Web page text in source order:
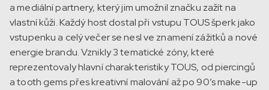
a mediální partnery, který jim umožnil značku zažít na
vlastní kůži. Každý host dostal při vstupu TOUS šperk jako
vstupenku a celý večer se nesl ve znamení zážitků a nové
energie brandu. Vznikly 3 tematické zóny, které
reprezentovaly hlavní charakteristiky TOUS, od piercingů
a tooth gems přes kreativní malování až po 90’s make-up